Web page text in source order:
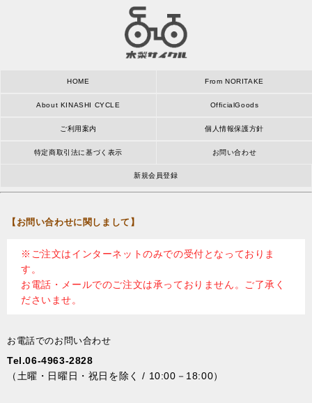
HOME From NORITAKE
About KINASHI CYCLE OfficialGoods
ご利用案内 個人情報保護方針
特定商取引法に基づく表示 お問い合わせ
新規会員登録
【お問い合わせに関しまして】
※ご注文はインターネットのみでの受付となっておりま
す。
お電話・メールでのご注文は承っておりません。ご了承く
ださいませ。
お電話でのお問い合わせ
Tel.06-4963-2828
（土曜・日曜日・祝日を除く / 10:00－18:00）